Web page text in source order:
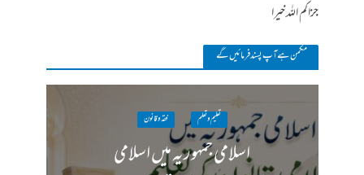
جزاکم اللہ خیرا
مکمن ہےآپ پسند فرمائیں گے
تعلیم و تعلم فقہ وقانون
اسلامی جمہوریہ میں اسلامی